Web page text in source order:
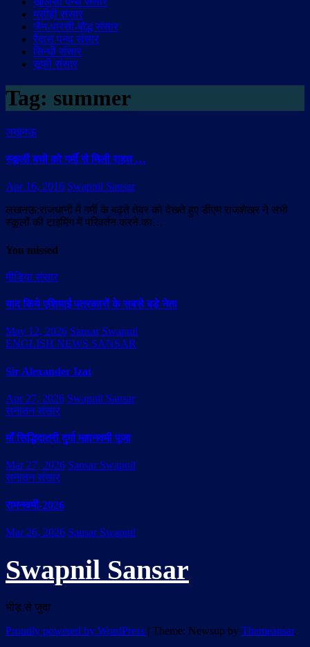
मसीही संसार
जैन-पारसी-बौद्ध संसार
रैदास पन्थ संसार
सिन्धी संसार
सूफी संसार
Tag: summer
लखनऊ
स्कूली बचो को गर्मी से मिली राहत …
Apr 16, 2016 Swapnil Sansar
लखनऊ:राजधानी में गर्मी के बढ़ते तेवर को देखते हुए डीएम राजशेखर ने सभी
स्कूलों की टाइमिंग में परिवर्तन करने का…
You missed
मीडिया संसार
याद किये एशियाई पत्रकारों के सबसे बड़े नेता
May 12, 2026 Sansar Swapnil
ENGLISH NEWS SANSAR
Sir Alexander Izat
Apr 27, 2026 Swapnil Sansar
सनातन संसार
माँ सिद्धिदात्री दुर्गा महानवमी पूजा
Mar 27, 2026 Sansar Swapnil
सनातन संसार
रामनवमी-2026
Mar 26, 2026 Sansar Swapnil
Swapnil Sansar
भीड़ से जुदा
Proudly powered by WordPress | Theme: Newsup by Themeansar.